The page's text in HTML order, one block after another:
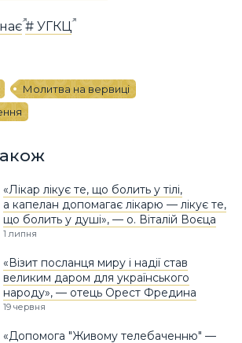
# УГКЦ
Молитва на вервиці
«Лікар лікує те, що болить у тілі,
а капелан допомагає лікарю — лікує те,
що болить у душі», — о. Віталій Воєца
1 липня
«Візит посланця миру і надії став
великим даром для українського
народу», — отець Орест Фредина
19 червня
«Допомога "Живому телебаченню" —